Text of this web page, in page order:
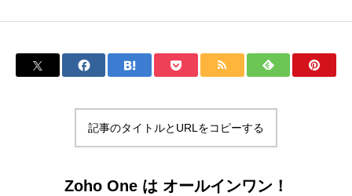
記事のタイトルとURLをコピーする
Zoho One は オールインワン！